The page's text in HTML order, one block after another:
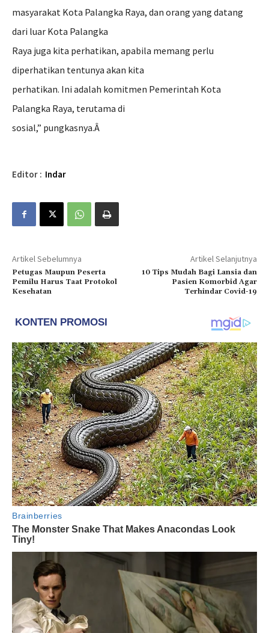
masyarakat Kota Palangka Raya, dan orang yang datang
dari luar Kota Palangka
Raya juga kita perhatikan, apabila memang perlu
diperhatikan tentunya akan kita
perhatikan. Ini adalah komitmen Pemerintah Kota
Palangka Raya, terutama di
sosial,” pungkasnya.Â
Editor : Indar
Artikel Sebelumnya
Petugas Maupun Peserta
Pemilu Harus Taat Protokol
Kesehatan
Artikel Selanjutnya
10 Tips Mudah Bagi Lansia dan
Pasien Komorbid Agar
Terhindar Covid-19